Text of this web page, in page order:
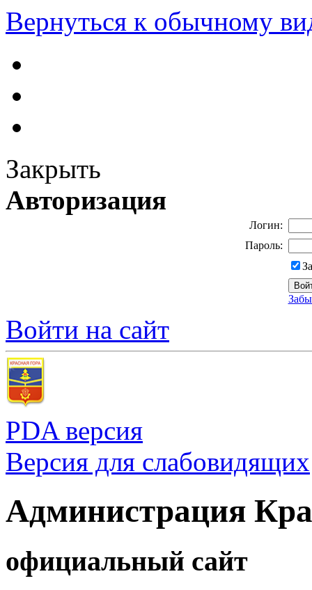
Вернуться к обычному
Закрыть
Авторизация
Логин:
Пароль:
Войти на сайт
PDA версия
Версия для слабовидящих
Администрация
официальный сайт